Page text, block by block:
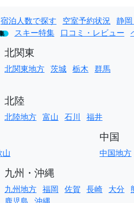
宿泊人数で探す 空室予約状況 静
スキー特集 口コミ・レビュー
北関東
北関東地方 茨城 栃木 群馬
北陸
北陸地方 富山 石川 福井
山
中国
中国地方
九州・沖縄
九州地方 福岡 佐賀 長崎 大分